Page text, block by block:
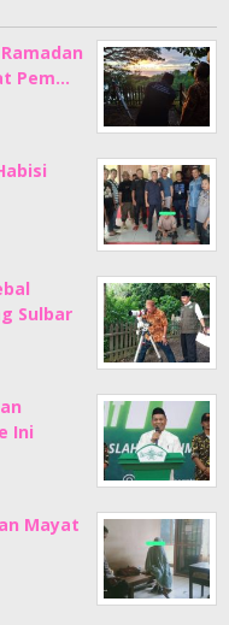
Pem…
Sulbar
Ini
Mayat